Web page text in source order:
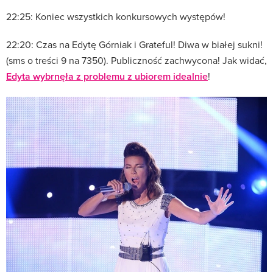
22:25: Koniec wszystkich konkursowych występów!
22:20: Czas na Edytę Górniak i Grateful! Diwa w białej sukni!
(sms o treści 9 na 7350). Publiczność zachwycona! Jak widać,
Edyta wybrnęła z problemu z ubiorem idealnie!